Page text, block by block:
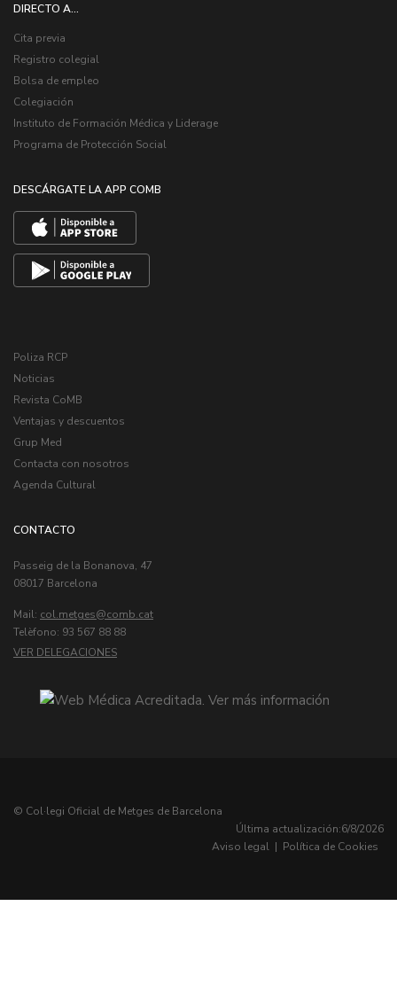
DIRECTO A...
Cita previa
Registro colegial
Bolsa de empleo
Colegiación
Instituto de Formación Médica y Liderage
Programa de Protección Social
DESCÁRGATE LA APP COMB
Poliza RCP
Noticias
Revista CoMB
Ventajas y descuentos
Grup Med
Contacta con nosotros
Agenda Cultural
CONTACTO
Passeig de la Bonanova, 47
08017 Barcelona
Mail: col.metges
Telèfono: 93 567 88 88
VER DELEGACIONES
© Col·legi Oficial de Metges de Barcelona
Última actualización:6/8/2026
Aviso legal | Política de Cookies